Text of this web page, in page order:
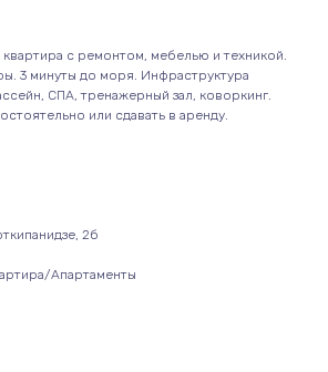
квартира с ремонтом, мебелью и техникой.
3 минуты до моря. Инфраструктура
СПА, тренажерный зал, коворкинг.
или сдавать в аренду.
2б
Апартаменты